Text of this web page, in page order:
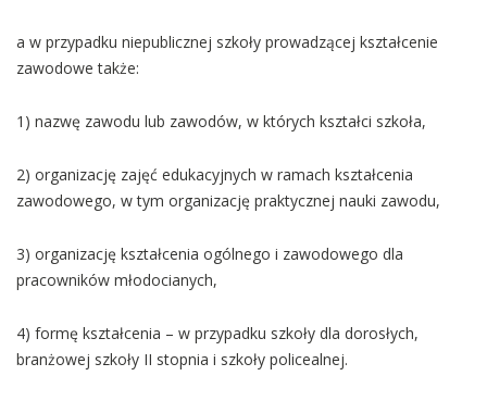
a w przypadku niepublicznej szkoły prowadzącej kształcenie
zawodowe także:
1) nazwę zawodu lub zawodów, w których kształci szkoła,
2) organizację zajęć edukacyjnych w ramach kształcenia
zawodowego, w tym organizację praktycznej nauki zawodu,
3) organizację kształcenia ogólnego i zawodowego dla
pracowników młodocianych,
4) formę kształcenia – w przypadku szkoły dla dorosłych,
branżowej szkoły II stopnia i szkoły policealnej.